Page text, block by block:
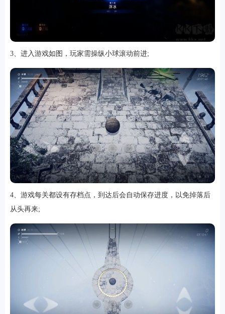
资讯
专题
3、进入游戏如图，玩家需操纵小球滚动前进;
4、游戏每关都设有存档点，到达后会自动保存进度，以免掉落后
从头再来;